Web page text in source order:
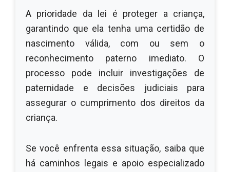
A prioridade da lei é proteger a criança,
garantindo que ela tenha uma certidão de
nascimento válida, com ou sem o
reconhecimento paterno imediato. O
processo pode incluir investigações de
paternidade e decisões judiciais para
assegurar o cumprimento dos direitos da
criança.
Se você enfrenta essa situação, saiba que
há caminhos legais e apoio especializado